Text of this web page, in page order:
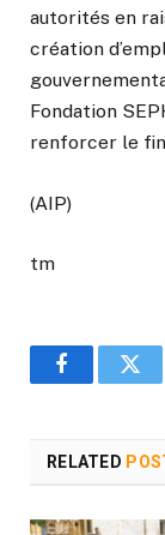
autorités en
création
Fondation
renforcer le
(AIP)
tm
Facebook
RELATED